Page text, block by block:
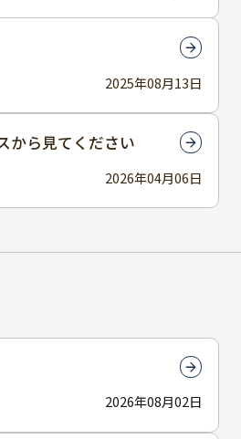
2026年08月02日
2025年08月13日
2026年04月06日
から見てください